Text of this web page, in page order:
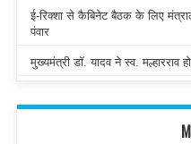
ई-रिक्शा से कैबिनेट बैठक के लिए
पंवार
मुख्यमंत्री डॉ. यादव ने स्व. मल्हारराव